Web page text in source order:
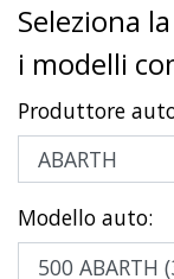
Seleziona
i modelli
Produttore
Modello auto: